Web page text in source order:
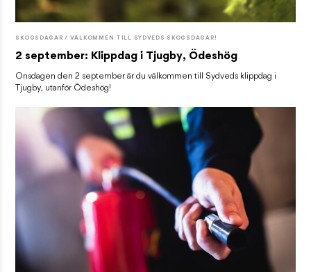
SKOGSDAGAR / VÄLKOMMEN TILL SYDVEDS SKOGSDAGAR!
2 september: Klippdag i Tjugby, Ödeshög
Onsdagen den 2 september är du välkommen till Sydveds klippdag i
Tjugby, utanför Ödeshög!